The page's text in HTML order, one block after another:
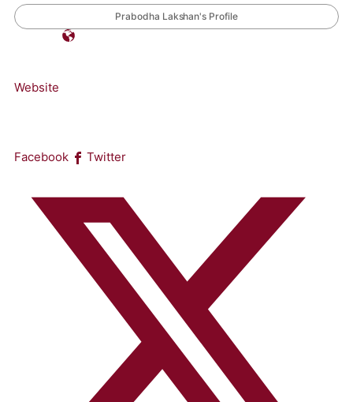
Prabodha Lakshan's Profile
Website
Facebook Twitter